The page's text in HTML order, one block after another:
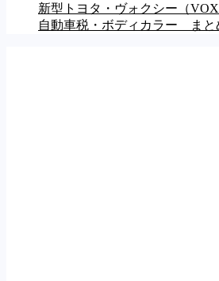
新型トヨタ・ヴォクシー（
自動車税・ボディカラー まと